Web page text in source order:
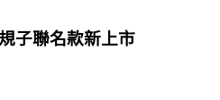
子聯名款新上市